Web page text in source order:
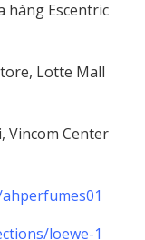
hàng Escentric
Lotte Mall
Vincom Center
loewe-1